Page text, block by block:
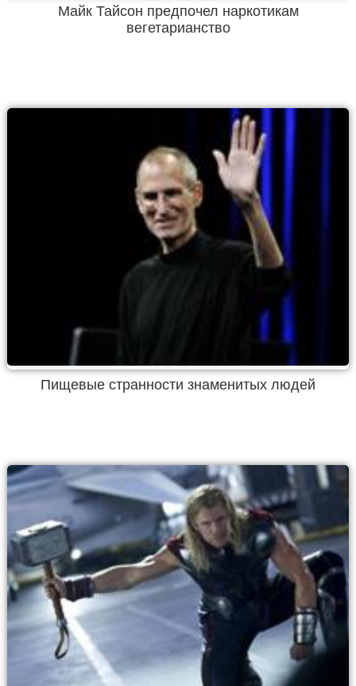
Майк Тайсон предпочел наркотикам
вегетарианство
Пищевые странности знаменитых людей